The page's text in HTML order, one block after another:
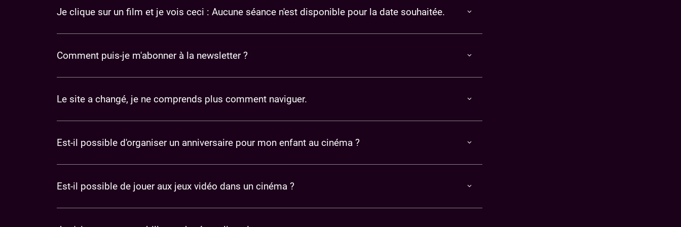
Je clique sur un film et je vois ceci : Aucune séance n'est disponible pour la date souhaitée.
Comment puis-je m'abonner à la newsletter ?
Le site a changé, je ne comprends plus comment naviguer.
Est-il possible d'organiser un anniversaire pour mon enfant au cinéma ?
Est-il possible de jouer aux jeux vidéo dans un cinéma ?